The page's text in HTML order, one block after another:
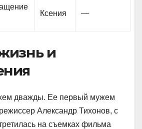
Ксения —
и
дважды. Ее первый мужем
Александр Тихонов, с
на съемках фильма